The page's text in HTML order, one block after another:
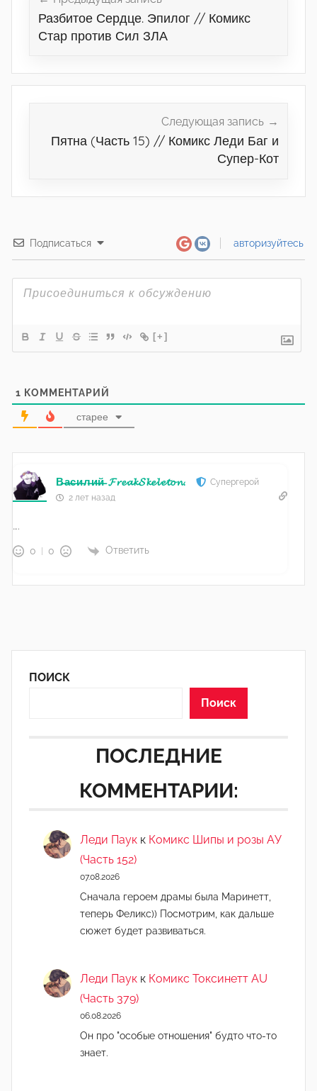
записям
Разбитое Сердце. Эпилог // Комикс
Стар против Сил ЗЛА
Следующая запись
Пятна (Часть 15) // Комикс Леди Баг и
Супер-Кот
Подписаться авторизуйтесь
[+]
1 КОММЕНТАРИЙ
старее
В̶а̶с̶и̶л̶и̶й̶ 𝓕𝓻𝓮𝓪𝓴𝓢𝓴𝓮𝓵𝓮𝓽𝓸𝓷.
Супергерой
2 лет назад
….
0 0 Ответить
ПОИСК
Поиск
ПОСЛЕДНИЕ
КОММЕНТАРИИ:
Леди Паук к Комикс Шипы и розы АУ
(Часть 152)
07.08.2026
Сначала героем драмы была Маринетт,
теперь Феликс)) Посмотрим, как дальше
сюжет будет развиваться.
Леди Паук к Комикс Токсинетт AU
(Часть 379)
06.08.2026
Он про "особые отношения" будто что-то
знает.